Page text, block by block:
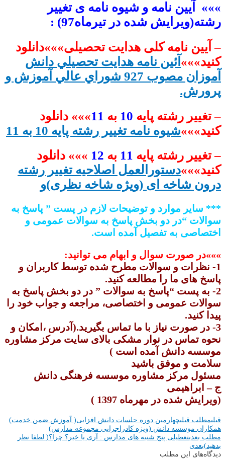
»»» آیین نامه و شیوه نامه ی تغییر
رشته(ویرایش شده در تیرماه97) :
– آیین نامه کلی هدایت تحصیلی»»»دانلود
کنید»»» آئين نامه هدايت تحصيلي دانش
آموزان مصوب 927 شوراي عالي آموزش و
پرورش.
– تغییر رشته پایه 10 به 11
»»» دانلود
کنید»»»شیوه نامه تغییر رشته پایه 10 به 11
– تغییر رشته پایه 11 به 12
»»» دانلود
کنید»»»دستورالعمل اصلاحیه تغییر رشته
درون شاخه ای (ویژه شاخه نظری)و
*** سایر موارد و توضیحات لازم در پست ” پاسخ به
سوالات “در دو بخش پاسخ به سوالات عمومی و
اختصاصی به تفصیل آمده است.
»»»در صورت سوال و ابهام می توانید:
1- نظرات و سوالات مطرح شده توسط کاربران و
پاسخ های ما را مطالعه کنید.
2- به پست “پاسخ به سوالات ” در دو بخش پاسخ به
سوالات عمومی و اختصاصی، مراجعه و جواب خود را
پیدا کنید.
3- در صورت نیاز با ما تماس بگیرید.(آدرس ،امکان و
نحوه تماس در نوار مشکی بالای سایت مرکز مشاوره
موسسه دانش آمده است )
سلامت و موفق باشید
مسئول مرکز مشاوره موسسه فرهنگی دانش
ج – ابراهیمی
(ویرایش شده در مهرماه 1397 )
قبلیمطلب قبلیچهارمین دوره جلسات دانش افزایی( آموزش ضمن خدمت)
همکاران موسسه دانش (ویژه کادراجرایی مجموعه مدارس)
مطلب بعدیتعطیلی پنج شنبه های مدارس : آری یا خیر؟ چرا؟( لطفا نظر
بدهید)بعدی
دیدگاه‌های این مطلب